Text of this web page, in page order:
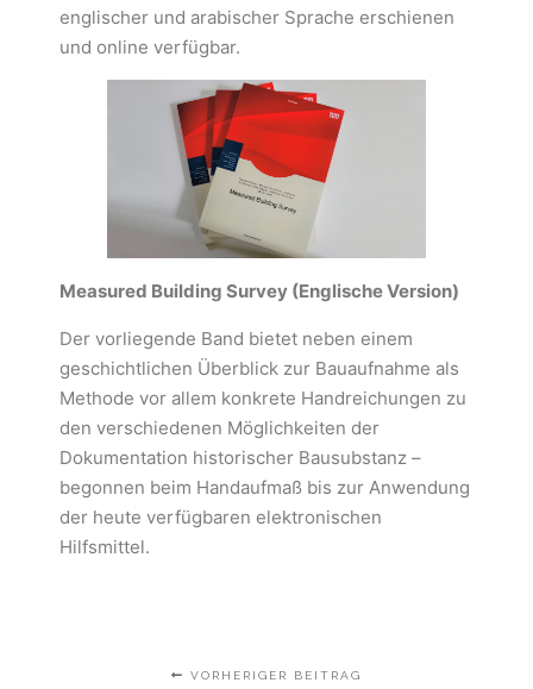
englischer und arabischer Sprache erschienen
und online verfügbar.
Measured Building Survey (Englische Version)
Der vorliegende Band bietet neben einem
geschichtlichen Überblick zur Bauaufnahme als
Methode vor allem konkrete Handreichungen zu
den verschiedenen Möglichkeiten der
Dokumentation historischer Bausubstanz –
begonnen beim Handaufmaß bis zur Anwendung
der heute verfügbaren elektronischen
Hilfsmittel.
VORHERIGER BEITRAG